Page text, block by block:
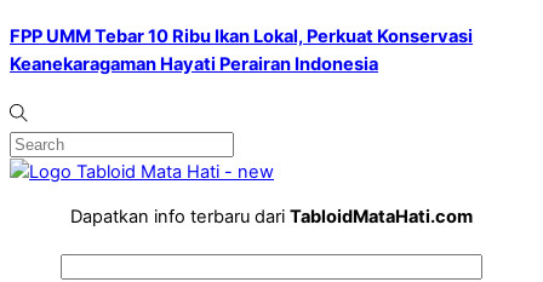
FPP UMM Tebar 10 Ribu Ikan Lokal, Perkuat Konservasi
Keanekaragaman Hayati Perairan Indonesia
Dapatkan info terbaru dari TabloidMataHati.com